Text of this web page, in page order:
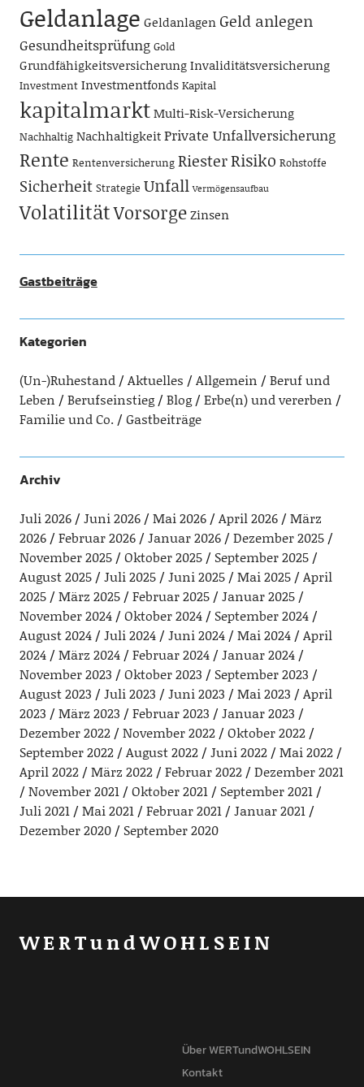
Geldanlage Geldanlagen Geld anlegen
Gesundheitsprüfung Gold
GrundfähigkeitsversicherungInvaliditätsversicherung
Investment Investmentfonds Kapital
kapitalmarktMulti-Risk-Versicherung
Nachhaltig NachhaltigkeitPrivate Unfallversicherung
Rente Rentenversicherung RiesterRisiko Rohstoffe
Sicherheit Strategie Unfall Vermögensaufbau
VolatilitätVorsorgeZinsen
Gastbeiträge
Kategorien
(Un-)Ruhestand Aktuelles Allgemein
Beruf und
Leben
Berufseinstieg Blog
Erbe(n) und vererben
Familie und Co.
Gastbeiträge
Archiv
Juli 2026 Juni 2026 Mai 2026 April 2026
März
2026
Februar 2026 Januar 2026
Dezember 2025
November 2025
Oktober 2025
September 2025
August 2025
Juli 2025 Juni 2025 Mai 2025
April
2025
März 2025 Februar 2025
Januar 2025
November 2024
Oktober 2024
September 2024
August 2024
Juli 2024 Juni 2024 Mai 2024
April
2024
März 2024 Februar 2024
Januar 2024
November 2023
Oktober 2023
September 2023
August 2023
Juli 2023 Juni 2023 Mai 2023
April
2023
März 2023 Februar 2023
Januar 2023
Dezember 2022
November 2022
Oktober 2022
September 2022
August 2022 Juni 2022
Mai 2022
April 2022
März 2022 Februar 2022
Dezember 2021
November 2021
Oktober 2021
September 2021
Juli 2021
Mai 2021 Februar 2021
Januar 2021
Dezember 2020
September 2020
WERTundWOHLSEIN
Über WERTundWOHLSEIN
Kontakt